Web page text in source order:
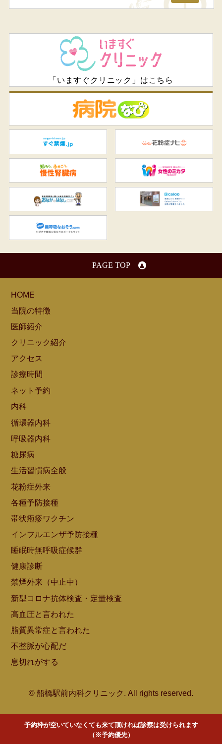
「いますぐクリニック」はこちら
すぐ禁煙.jp
知ろう、ふせごう。慢性腎臓
おなかのはなし.com
予約枠が空いていなくても来て頂ければ診察は受けられます
（※予約優先）
PAGE TOP
HOME
当院の特徴
医師紹介
クリニック紹介
アクセス
診療時間
ネット予約
内科
循環器内科
呼吸器内科
糖尿病
生活習慣病全般
花粉症外来
各種予防接種
帯状疱疹ワクチン
インフルエンザ予防接種
睡眠時無呼吸症候群
健康診断
禁煙外来（中止中）
新型コロナ抗体検査・定量検査
高血圧と言われた
脂質異常症と言われた
不整脈が心配だ
息切れがする
© 船橋駅前内科クリニック. All rights reserved.